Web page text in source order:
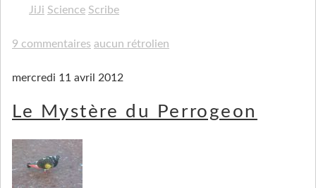
JiJi Science Scribe
9 commentaires aucun rétrolien
mercredi 11 avril 2012
Le Mystère du Perrogeon